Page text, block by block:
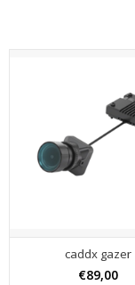
caddx gazer
€89,00